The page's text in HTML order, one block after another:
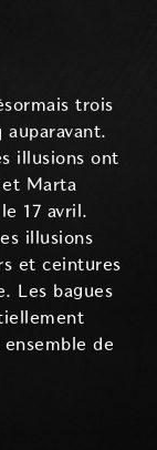
trois
illusions ont
Marta
17 avril.
illusions
et ceintures
Les bagues
de